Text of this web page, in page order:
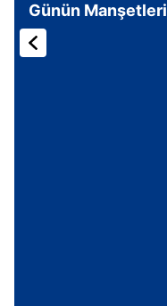
Günün Manşetleri